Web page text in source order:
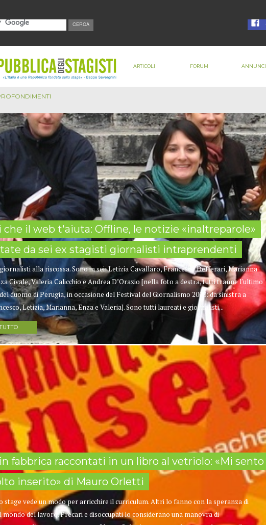
ARTICOLI FORUM ANNUNCI
il web t'aiuta: Offline, le notizie «inaltreparole»
da sei ex stagisti giornalisti intraprendenti
alla riscossa. Sono in sei: Letizia Cavallaro, Francesco Defferari, Marianna
Civale, Valeria Calicchio e Andrea D’Orazio [nella foto a destra, tutti tranne l'ultimo
duomo di Perugia, in occasione del Festival del Giornalismo 2008: da sinistra a
Letizia, Marianna, Enza e Valeria]. Sono tutti laureati e giornalisti...
fabbrica raccontati in un libro al vetriolo: «Mi sento
inserito» di Mauro Orletti
stage vede un modo per arricchire il curriculum. Altri lo fanno con la speranza di
del lavoro. Precari e disoccupati lo considerano una manovra di